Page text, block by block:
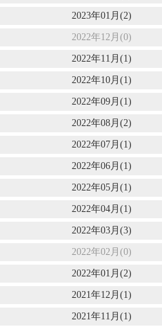
2023年01月(2)
2022年12月(0)
2022年11月(1)
2022年10月(1)
2022年09月(1)
2022年08月(2)
2022年07月(1)
2022年06月(1)
2022年05月(1)
2022年04月(1)
2022年03月(3)
2022年02月(0)
2022年01月(2)
2021年12月(1)
2021年11月(1)